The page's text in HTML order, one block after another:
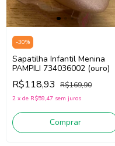
-30%
Sapatilha Infantil Menina
PAMPILI 734036002 (ouro)
R$118,93 R$169,90
2 x de R$59,47 sem juros
Comprar